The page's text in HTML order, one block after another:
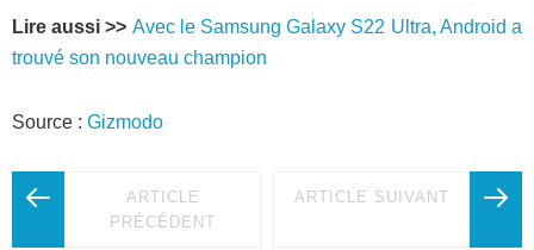
Lire aussi >> Avec le Samsung Galaxy S22 Ultra, Android a
trouvé son nouveau champion
Source : Gizmodo
ARTICLE
PRÉCÉDENT
ARTICLE SUIVANT